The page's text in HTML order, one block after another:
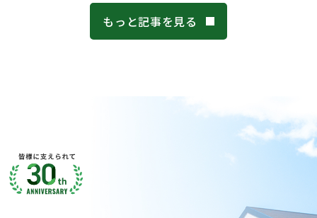
もっと記事を見る